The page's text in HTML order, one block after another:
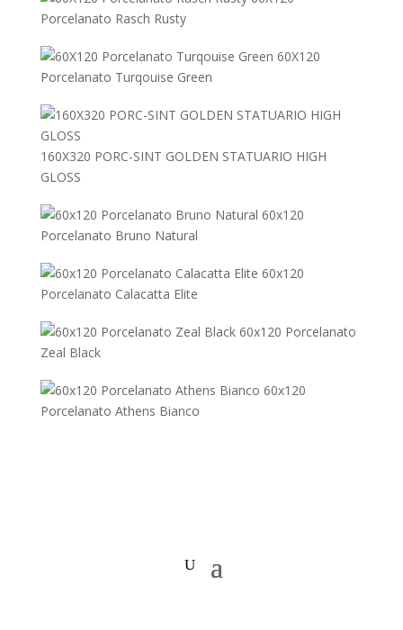
Porcelanato Rasch Rusty
60X120
Porcelanato Turqouise Green
160X320 PORC-SINT GOLDEN STATUARIO HIGH
GLOSS
60x120
Porcelanato Bruno Natural
60x120
Porcelanato Calacatta Elite
60x120 Porcelanato
Zeal Black
60x120
Porcelanato Athens Bianco